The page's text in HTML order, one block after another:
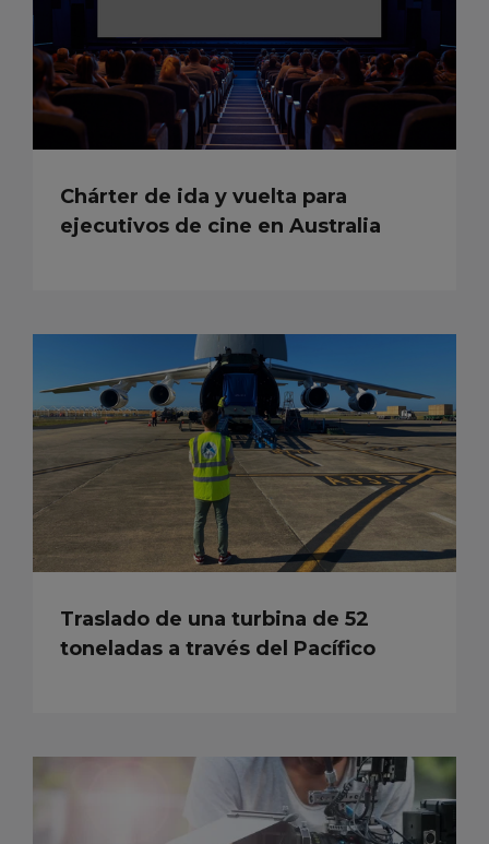
Chárter de ida y vuelta para
ejecutivos de cine en Australia
Traslado de una turbina de 52
toneladas a través del Pacífico